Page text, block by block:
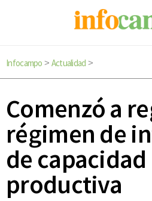
Infocampo > Actualidad >
Comenzó a
régimen de
de capacidad
productiva